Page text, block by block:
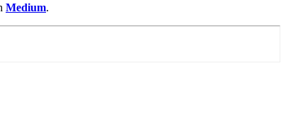
Medium.